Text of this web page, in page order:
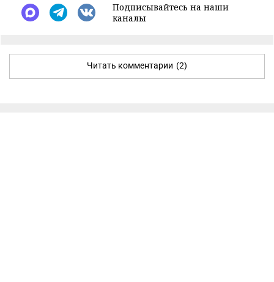
Подписывайтесь на наши
каналы
Читать комментарии (2)